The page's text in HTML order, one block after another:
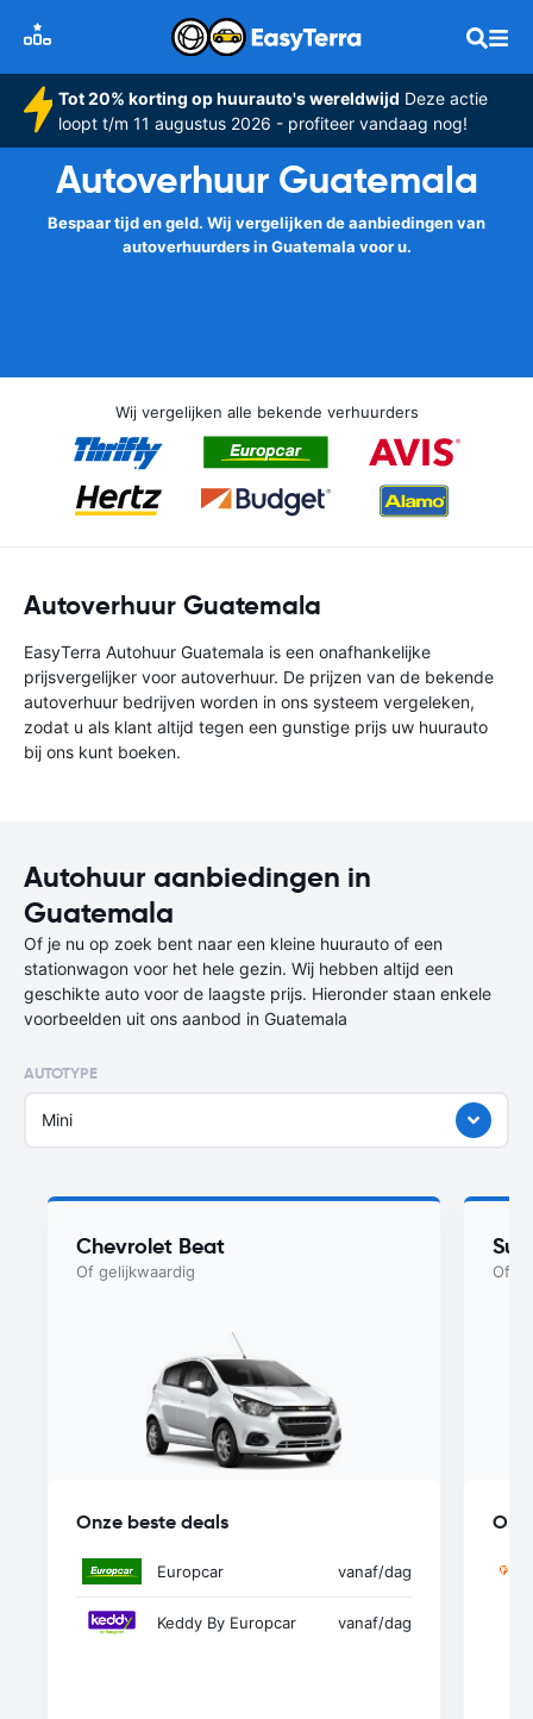
Tot 20% korting op huurauto's wereldwijd Deze actie
loopt t/m 11 augustus 2026 - profiteer vandaag nog!
Autoverhuur Guatemala
Bespaar tijd en geld. Wij vergelijken de aanbiedingen van
autoverhuurders in Guatemala voor u.
Wij vergelijken alle bekende verhuurders
Autoverhuur Guatemala
EasyTerra Autohuur Guatemala is een onafhankelijke
prijsvergelijker voor autoverhuur. De prijzen van de bekende
autoverhuur bedrijven worden in ons systeem vergeleken,
zodat u als klant altijd tegen een gunstige prijs uw huurauto
bij ons kunt boeken.
Autohuur aanbiedingen in
Guatemala
Of je nu op zoek bent naar een kleine huurauto of een
stationwagon voor het hele gezin. Wij hebben altijd een
geschikte auto voor de laagste prijs. Hieronder staan enkele
voorbeelden uit ons aanbod in Guatemala
AUTOTYPE
Mini
Chevrolet Beat
Of gelijkwaardig
Onze beste deals
Europcar vanaf/dag
Keddy By Europcar vanaf/dag
Of